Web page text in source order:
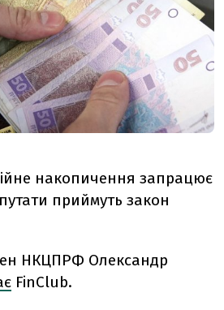
накопичення запрацює
приймуть закон
НКЦПРФ Олександр
FinClub.